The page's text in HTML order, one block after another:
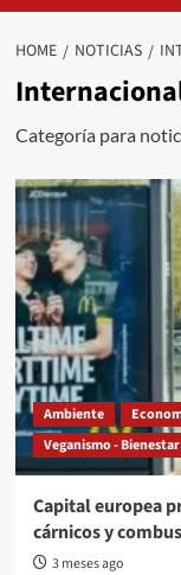
HOME NOTICIAS
Categoría para
Ambiente
Veganismo -
Capital europea
cárnicos y
3 meses ago